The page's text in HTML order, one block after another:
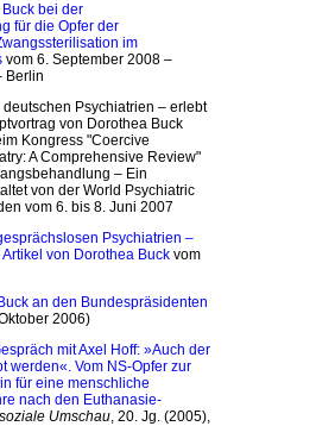
bei der
für die Opfer der
im
vom 6. September 2008 –
Berlin
Psychiatrien – erlebt
von Dorothea Buck
Kongress "Coercive
A Comprehensive Review"
– Ein
von der World Psychiatric
vom 6. bis 8. Juni 2007
Psychiatrien –
von Dorothea Buck vom
an den Bundespräsidenten
2006)
mit Axel Hoff: »Auch der
werden«. Vom NS-Opfer zur
für eine menschliche
nach den Euthanasie-
Umschau, 20. Jg. (2005),